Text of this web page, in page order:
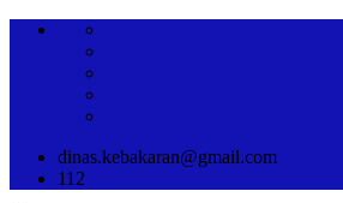
dinas.kebakaran@gmail.com
112